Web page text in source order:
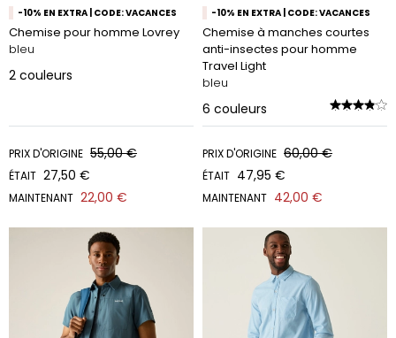
-10% EN EXTRA | CODE: VACANCES
Chemise pour homme Lovrey
bleu
2 couleurs
PRIX D'ORIGINE 55,00 €
ÉTAIT 27,50 €
MAINTENANT 22,00 €
-10% EN EXTRA | CODE: VACANCES
Chemise à manches courtes
anti-insectes pour homme
Travel Light
bleu
6 couleurs
PRIX D'ORIGINE 60,00 €
ÉTAIT 47,95 €
MAINTENANT 42,00 €